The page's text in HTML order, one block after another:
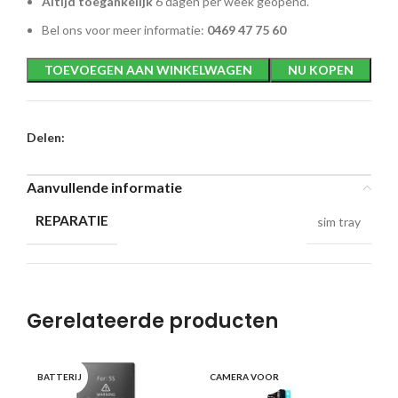
Bel ons voor meer informatie: 0469 47 75 60
TOEVOEGEN AAN WINKELWAGEN NU KOPEN
Delen:
Aanvullende informatie
REPARATIE sim tray
Gerelateerde producten
BATTERIJ CAMERA VOOR